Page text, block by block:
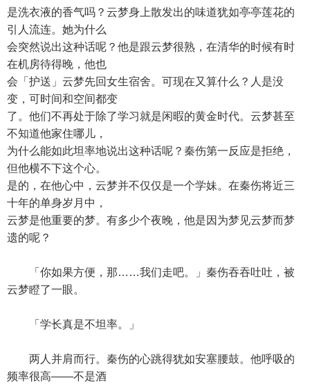
是洗衣液的香气吗？云梦身上散发出的味道犹如亭亭莲花的
引人流连。她为什么
会突然说出这种话呢？他是跟云梦很熟，在清华的时候有时
在机房待得晚，他也
会「护送」云梦先回女生宿舍。可现在又算什么？人是没
变，可时间和空间都变
了。他们不再处于除了学习就是闲暇的黄金时代。云梦甚至
不知道他家住哪儿，
为什么能如此坦率地说出这种话呢？秦伤第一反应是拒绝，
但他横不下这个心。
是的，在他心中，云梦并不仅仅是一个学妹。在秦伤将近三
十年的单身岁月中，
云梦是他重要的梦。有多少个夜晚，他是因为梦见云梦而梦
遗的呢？
「你如果方便，那……我们走吧。」秦伤吞吞吐吐，被
云梦瞪了一眼。
「学长真是不坦率。」
两人并肩而行。秦伤的心跳得犹如安塞腰鼓。他呼吸的
频率很高——不是酒